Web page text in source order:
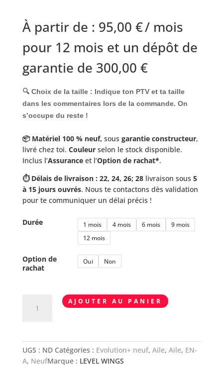
À partir de : 95,00 €/ mois
pour 12 mois et un dépôt de
garantie de 300,00 €
🔍 Choix de la taille : Indique ton PTVet ta taille
dans les commentaires lors de la commande. On
s’occupe du reste !
📦 Matériel 100 % neuf, sous garantie constructeur,
livré chez toi. Couleurselon le stock disponible.
Inclus l’Assuranceet l’Option de rachat*.
⏱️ Délais de livraison : 22, 24, 26; 28 livraison sous 5
à 15 jours ouvrés. Nous te contactons dès validation
pour te communiquer un délai précis !
Durée 1 mois 4 mois 6 mois
9 mois
12 mois
Option de
rachat
Oui Non
AJOUTER AU PANIER
UGS : ND Catégories : Evolution+ neuf, Aile, Aile, EN-
A, NeufMarque : LEVEL WINGS